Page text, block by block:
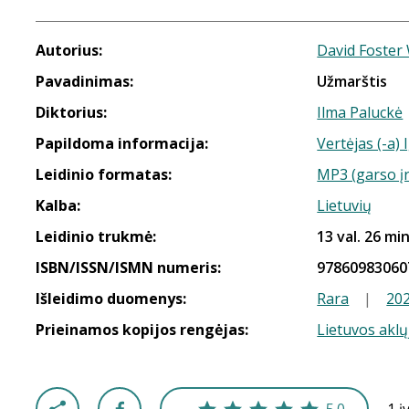
Autorius:
David Foster
Pavadinimas:
Užmarštis
Diktorius:
Ilma Paluckė
Papildoma informacija:
Vertėjas (-a)
Leidinio formatas:
MP3 (garso
Kalba:
Lietuvių
Leidinio trukmė:
13 val. 26
ISBN/ISSN/ISMN numeris:
Išleidimo duomenys:
Rara |
Prieinamos kopijos rengėjas:
Lietuvos